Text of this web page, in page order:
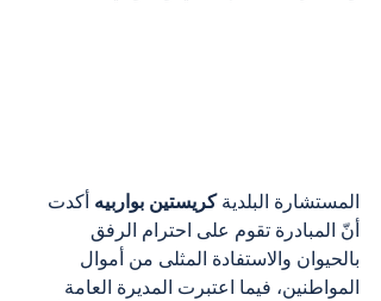
المستشارة البلدية كريستين بواربيه أكدت
أنّ المبادرة تقوم على احترام الرفق
بالحيوان والاستفادة المثلى من أموال
المواطنين، فيما اعتبرت المديرة العامة